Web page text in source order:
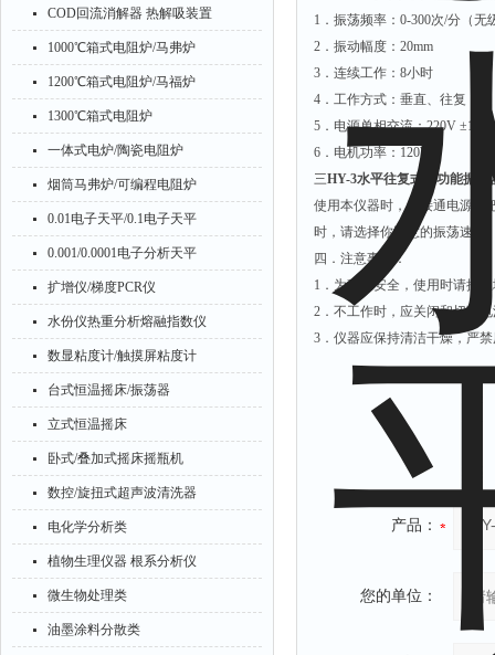
COD回流消解器 热解吸装置
1000℃箱式电阻炉/马弗炉
1200℃箱式电阻炉/马福炉
1300℃箱式电阻炉
一体式电炉/陶瓷电阻炉
烟筒马弗炉/可编程电阻炉
0.01电子天平/0.1电子天平
0.001/0.0001电子分析天平
扩增仪/梯度PCR仪
水份仪热重分析熔融指数仪
数显粘度计/触摸屏粘度计
台式恒温摇床/振荡器
立式恒温摇床
卧式/叠加式摇床摇瓶机
数控/旋扭式超声波清洗器
电化学分析类
植物生理仪器 根系分析仪
微生物处理类
油墨涂料分散类
1．振荡频率：0-300次/分（
2．振动幅度：20mm
3．连续工作：8小时
4．工作方式：垂直、往复
5．电源单相交流：220V ±10V
6．电机功率：120W
三HY-3水平往复式多功能振荡
使用本仪器时，先接通电源再
时，请选择你满意的振荡速度
四．注意事项：
1．为确保安全，使用时请接
2．不工作时，应关闭和切断
3．仪器应保持清洁干燥，严
产品：
您的单位：